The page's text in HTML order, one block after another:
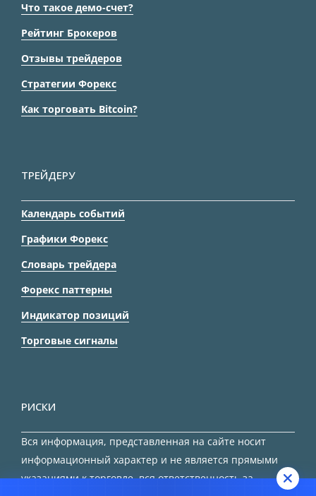
Что такое демо-счет?
Рейтинг Брокеров
Отзывы трейдеров
Стратегии Форекс
Как торговать Bitcoin?
ТРЕЙДЕРУ
Календарь событий
Графики Форекс
Словарь трейдера
Форекс паттерны
Индикатор позиций
Торговые сигналы
РИСКИ
Вся информация, представленная на сайте носит
информационный характер и не является прямыми
указаниями к торговле, вся ответственность за